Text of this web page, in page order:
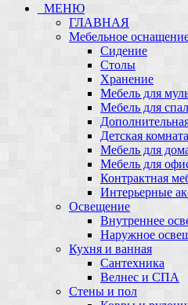
МЕНЮ
ГЛАВНАЯ
Мебельное
Сидение
Столы
Хранение
Мебель для
Мебель для
Детская комната
Мебель для
Мебель для
Контрактная
Интерьерные
Освещение
Внутреннее
Наружное
Кухня и ванная
Сантехника
Велнес и СПА
Стены и пол